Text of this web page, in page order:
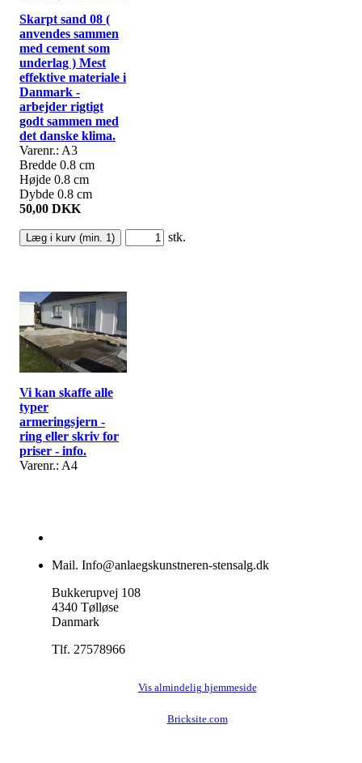
Skarpt sand 08 (
anvendes sammen
med cement som
underlag ) Mest
effektive materiale i
Danmark -
arbejder rigtigt
godt sammen med
det danske klima.
Varenr.: A3
Bredde 0.8 cm
Højde 0.8 cm
Dybde 0.8 cm
50,00 DKK
stk.
Vi kan skaffe alle
typer
armeringsjern -
ring eller skriv for
priser - info.
Varenr.: A4
Mail. Info@anlaegskunstneren-stensalg.dk
Bukkerupvej 108
4340 Tølløse
Danmark
Tlf. 27578966
Vis almindelig hjemmeside
Bricksite.com